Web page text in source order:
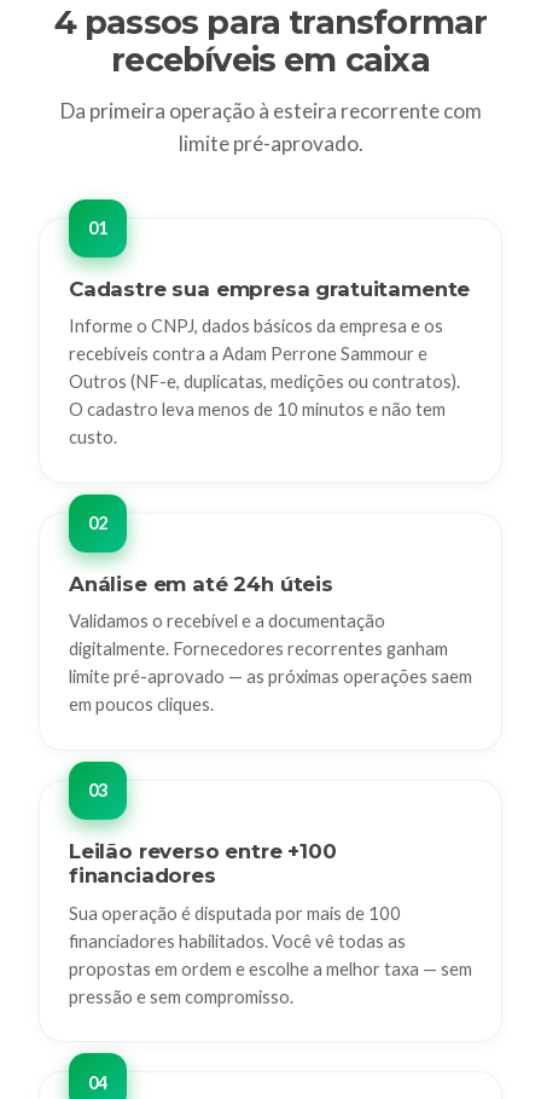
4 passos para transformar
recebíveis em caixa
Da primeira operação à esteira recorrente com
limite pré-aprovado.
Cadastre sua empresa gratuitamente
Informe o CNPJ, dados básicos da empresa e os
recebíveis contra a Adam Perrone Sammour e
Outros (NF-e, duplicatas, medições ou contratos).
O cadastro leva menos de 10 minutos e não tem
custo.
Análise em até 24h úteis
Validamos o recebível e a documentação
digitalmente. Fornecedores recorrentes ganham
limite pré-aprovado — as próximas operações saem
em poucos cliques.
Leilão reverso entre +100
financiadores
Sua operação é disputada por mais de 100
financiadores habilitados. Você vê todas as
propostas em ordem e escolhe a melhor taxa — sem
pressão e sem compromisso.